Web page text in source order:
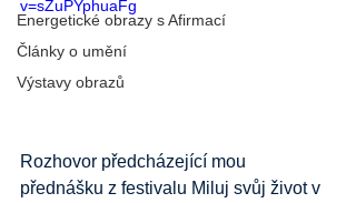
Energetické obrazy s Afirmací
Články o umění
Výstavy obrazů
v=sZuPYphuaFg
Rozhovor předcházející mou
přednášku z festivalu Miluj svůj život v